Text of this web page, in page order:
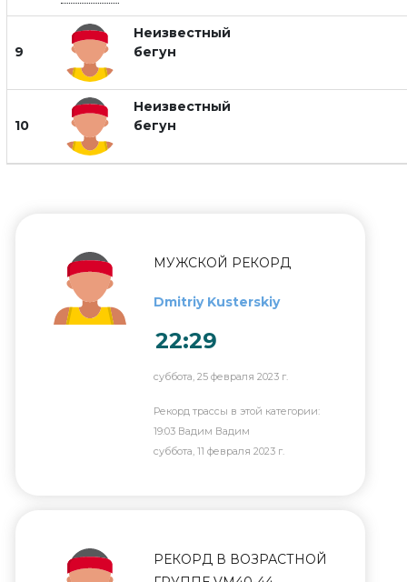
МУЖСКОЙ РЕКОРД
Dmitriy Kusterskiy
22:29
суббота, 25 февраля 2023 г.
Рекорд трассы в этой категории:
19:03 Вадим Вадим
суббота, 11 февраля 2023 г.
РЕКОРД В ВОЗРАСТНОЙ
9
Неизвестный
бегун
10
Неизвестный
бегун